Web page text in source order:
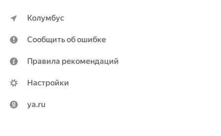
Колумбус
Сообщить об ошибке
Правила рекомендаций
Настройки
ya.ru